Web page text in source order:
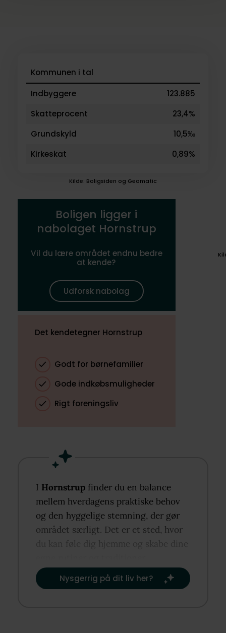
Kommunen i tal
Indbyggere
123.885
Skatteprocent
23,4%
Grundskyld
10,5‰
Kirkeskat
0,89%
Kilde: Boligsiden og Geomatic
Boligen ligger i
nabolaget Hornstrup
Vil du lære området endnu bedre
at kende?
Udforsk nabolag
Det kendetegner Hornstrup
Godt for børnefamilier
Gode indkøbsmuligheder
Rigt foreningsliv
I Hornstrup finder du en balance
mellem hverdagens praktiske behov
og den hyggelige stemning, der gør
området særligt. Det er et sted, hvor
du kan føle dig hjemme og skabe dine
Nysgerrig på dit liv her?​